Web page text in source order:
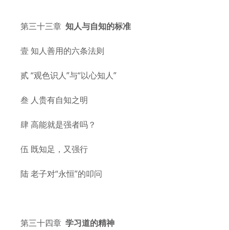
第三十三章 知人与自知的标准
壹 知人善用的六条法则
贰 “观色识人”与“以心知人”
叁 人贵有自知之明
肆 高能就是强者吗？
伍 既知足，又强行
陆 老子对“永恒”的叩问
第三十四章 学习道的精神